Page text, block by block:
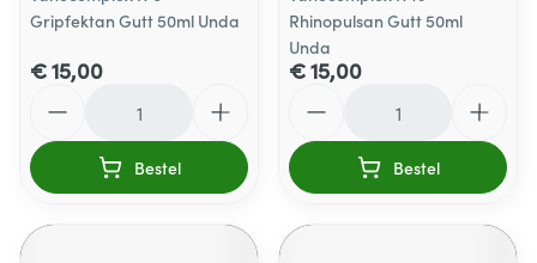
Gripfektan Gutt 50ml Unda
€ 15,00
Bestel
Rhinopulsan Gutt 50ml
Unda
€ 15,00
Bestel